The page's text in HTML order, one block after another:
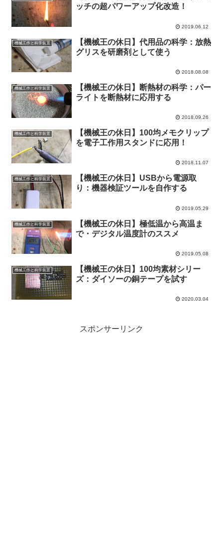
ッチの超パワーアップ化改造！
2019.06.12
機械工作と科学装置
【機械王の休日】代用品の科学：放熱
グリスを研磨剤として使う
2018.08.08
機械工作と科学装置
【機械王の休日】断熱材の科学：パー
ライトを断熱材に応用する
2018.09.26
機械工作と科学装置
【機械王の休日】100均メモクリップ
を電子工作用スタンドに応用！
2018.11.07
機械工作と科学装置
【機械王の休日】USBから電源取
り：機器検証ツールを自作する
2019.05.29
機械工作と科学装置
【機械王の休日】極低温から高温ま
で・デジタル温度計のススメ
2019.05.08
機械工作と科学装置
【機械王の休日】100均素材シリー
ズ：ダイソーの銅テープを試す
2020.03.04
スポンサーリンク